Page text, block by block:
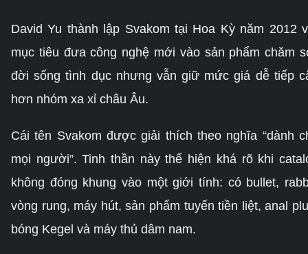
David Yu thành lập Svakom tại Hoa Kỳ năm 2012
mục tiêu đưa công nghệ mới vào sản phẩm chăm
đời sống tình dục nhưng vẫn giữ mức giá dễ tiếp
hơn nhóm xa xỉ châu Âu.
Cái tên Svakom được giải thích theo nghĩa “dành
mọi người”. Tinh thần này thể hiện khá rõ khi
không đóng khung vào một giới tính: có bullet,
vòng rung, máy hút, sản phẩm tuyến tiền liệt, anal
bóng Kegel và máy thủ dâm nam.